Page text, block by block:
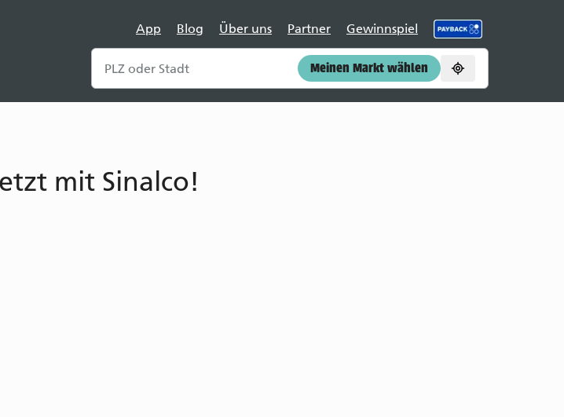
App Blog Über uns Partner Gewinnspiel
Meinen Markt wählen
mit Sinalco!